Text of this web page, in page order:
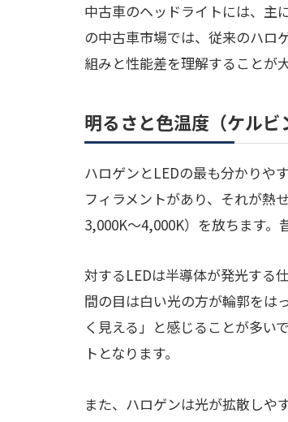
中古車のヘッドライトには、主
の中古車市場では、従来のハロ
組みと性能差を理解することが大
明るさと色温度（ケル
ハロゲンとLEDの最も分かりや
フィラメントがあり、それが熱
3,000K〜4,000K）を放ちます。
対するLEDは半導体が発光する
間の目は白い光の方が輪郭をは
く見える」と感じることが多い
トとなります。
また、ハロゲンは光が拡散しや